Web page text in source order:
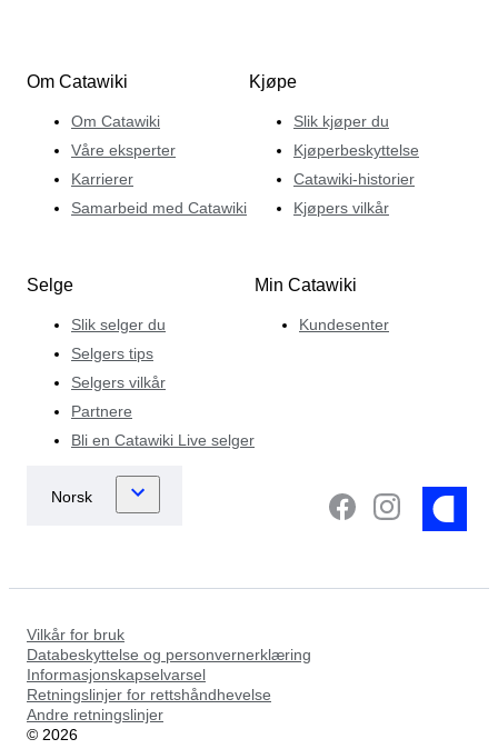
Om Catawiki
Om Catawiki
Våre eksperter
Karrierer
Samarbeid med Catawiki
Kjøpe
Slik kjøper du
Kjøperbeskyttelse
Catawiki-historier
Kjøpers vilkår
Selge
Slik selger du
Selgers tips
Selgers vilkår
Partnere
Bli en Catawiki Live selger
Min Catawiki
Kundesenter
Vilkår for bruk
Databeskyttelse og personvernerklæring
Informasjonskapselvarsel
Retningslinjer for rettshåndhevelse
Andre retningslinjer
© 2026